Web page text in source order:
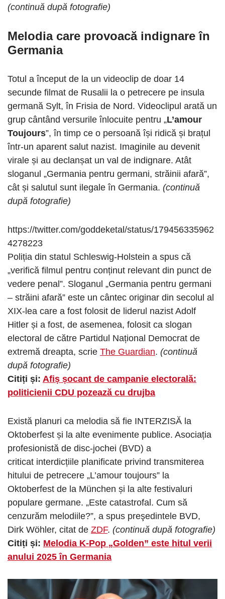
(continuă după fotografie)
Melodia care provoacă indignare în
Germania
Totul a început de la un videoclip de doar 14
secunde filmat de Rusalii la o petrecere pe insula
germană Sylt, în Frisia de Nord. Videoclipul arată un
grup cântând versurile înlocuite pentru „L’amour
Toujours”, în timp ce o persoană își ridică și brațul
într-un aparent salut nazist. Imaginile au devenit
virale și au declanșat un val de indignare. Atât
sloganul „Germania pentru germani, străinii afară”,
cât și salutul sunt ilegale în Germania. (continuă
după fotografie)
https://twitter.com/goddeketal/status/179456335962
4278223
Poliția din statul Schleswig-Holstein a spus că
„verifică filmul pentru conținut relevant din punct de
vedere penal”. Sloganul „Germania pentru germani
– străini afară” este un cântec originar din secolul al
XIX-lea care a fost folosit de liderul nazist Adolf
Hitler și a fost, de asemenea, folosit ca slogan
electoral de către Partidul Național Democrat de
extremă dreapta, scrie The Guardian. (continuă
după fotografie)
Citiți și: Afiș șocant de campanie electorală:
politicienii CDU pozează cu drujba
Există planuri ca melodia să fie INTERZISĂ la
Oktoberfest și la alte evenimente publice. Asociația
profesionistă de disc-jochei (BVD) a
criticat interdicțiile planificate privind transmiterea
hitului de petrecere „L’amour toujours” la
Oktoberfest de la München și la alte festivaluri
populare germane. „Este catastrofal. Cum să
cenzurăm melodiile?”, a spus preşedintele BVD,
Dirk Wöhler, citat de ZDF. (continuă după fotografie)
Citiți și: Melodia K-Pop „Golden” este hitul verii
anului 2025 în Germania